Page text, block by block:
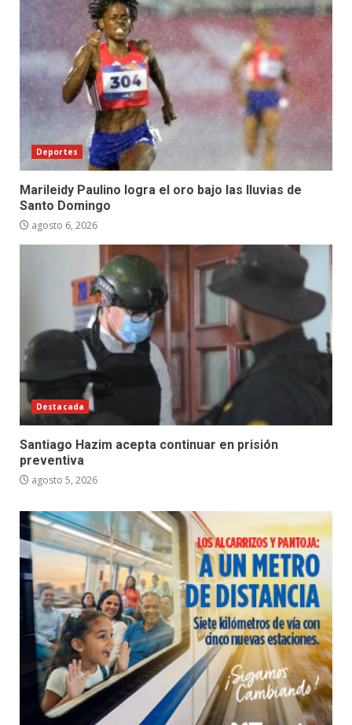
Deportes
Marileidy Paulino logra el oro bajo las lluvias de
Santo Domingo
agosto 6, 2026
Destacada
Santiago Hazim acepta continuar en prisión
preventiva
agosto 5, 2026